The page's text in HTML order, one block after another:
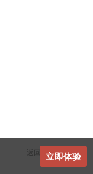
返回顶部立即体验